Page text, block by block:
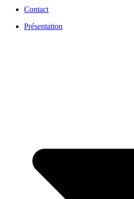
Contact
Présentation